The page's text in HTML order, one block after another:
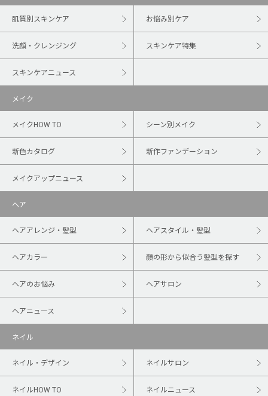
肌質別スキンケア お悩み別ケア
洗顔・クレンジング スキンケア特集
スキンケアニュース
メイク
メイクHOW TO シーン別メイク
新色カタログ 新作ファンデーション
メイクアップニュース
ヘア
ヘアアレンジ・髪型 ヘアスタイル・髪型
ヘアカラー 顔の形から似合う髪型を探す
ヘアのお悩み ヘアサロン
ヘアニュース
ネイル
ネイル・デザイン ネイルサロン
ネイルHOW TO ネイルニュース